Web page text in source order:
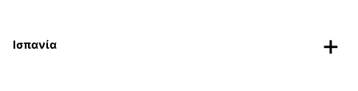
Ισπανία